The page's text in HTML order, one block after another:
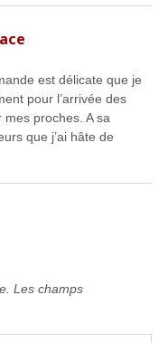
est délicate que je
pour l’arrivée des
proches. A sa
que j’ai hâte de
Les champs